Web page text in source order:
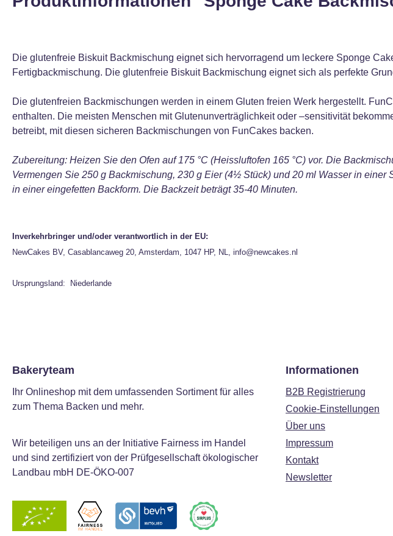
Die glutenfreie Biskuit Backmischung eignet sich hervorragend um leckere Sponge
Fertigbackmischung. Die glutenfreie Biskuit Backmischung eignet sich als perfekte
Die glutenfreien Backmischungen werden in einem Gluten freien Werk hergestellt.
enthalten. Die meisten Menschen mit Glutenunverträglichkeit oder –sensitivität
betreibt, mit diesen sicheren Backmischungen von FunCakes backen.
Zubereitung: Heizen Sie den Ofen auf 175 °C (Heissluftofen 165 °C) vor. Die
Vermengen Sie 250 g Backmischung, 230 g Eier (4½ Stück) und 20 ml Wasser in
in einer eingefetten Backform. Die Backzeit beträgt 35-40 Minuten.
Inverkehrbringer und/oder verantwortlich in der EU:
NewCakes BV, Casablancaweg 20, Amsterdam, 1047 HP, NL, info@newcakes.nl
Ursprungsland: Niederlande
Bakeryteam
Ihr Onlineshop mit dem umfassenden Sortiment für alles
zum Thema Backen und mehr.
Wir beteiligen uns an der Initiative Fairness im Handel
und sind zertifiziert von der Prüfgesellschaft ökologischer
Landbau mbH DE-ÖKO-007
Informationen
B2B Registrierung
Cookie-Einstellungen
Über uns
Impressum
Kontakt
Newsletter